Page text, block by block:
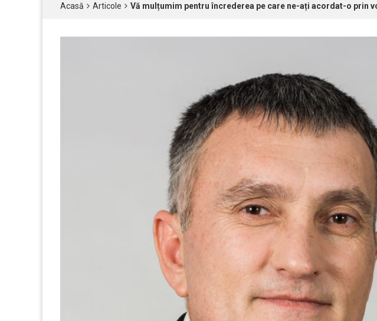
Acasă Articole Vă mulțumim pentru încrederea pe care ne-ați acordat-o prin